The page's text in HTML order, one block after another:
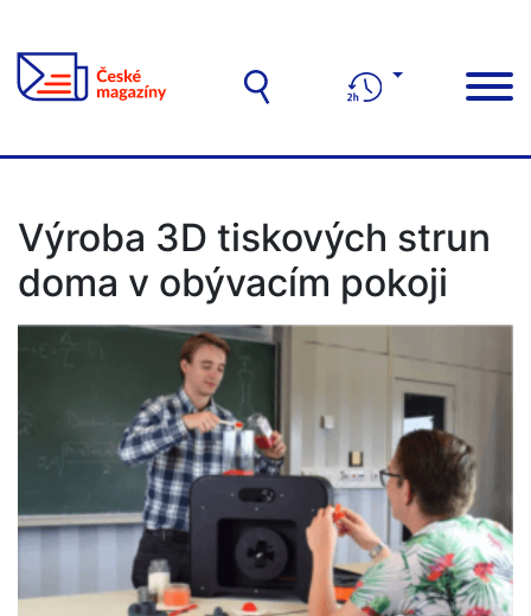
Výroba 3D tiskových strun
doma v obývacím pokoji